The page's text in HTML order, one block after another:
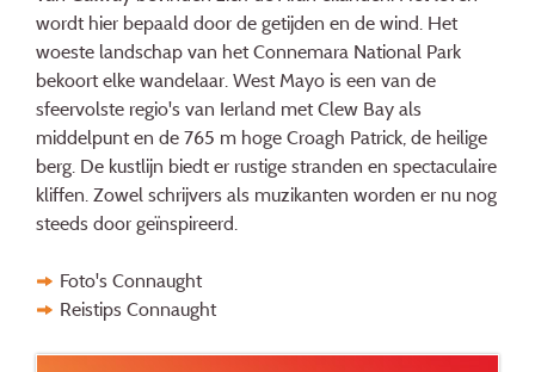
wordt hier bepaald door de getijden en de wind. Het
woeste landschap van het Connemara National Park
bekoort elke wandelaar. West Mayo is een van de
sfeervolste regio's van Ierland met Clew Bay als
middelpunt en de 765 m hoge Croagh Patrick, de heilige
berg. De kustlijn biedt er rustige stranden en spectaculaire
kliffen. Zowel schrijvers als muzikanten worden er nu nog
steeds door geïnspireerd.
Foto's Connaught
Reistips Connaught